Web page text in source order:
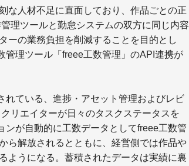
な人材不足に直面しており、作品ごとの正
理ツールと勤怠システムの双方に同じ内容
ーの業務負担を削減することを目的とし
理ツール「freee工数管理」のAPI連携が
れている、進捗・アセット管理およびレビ
リエイターが日々のタスクステータスを
が自動的に工数データとしてfreee工数管
ら解放されるとともに、経営側では作品や
ようになる。蓄積されたデータは実績に裏